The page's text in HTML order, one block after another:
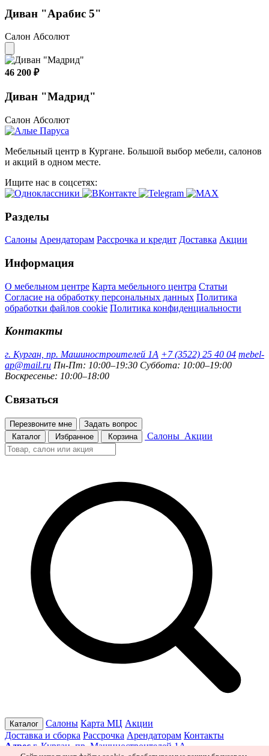
Диван "Арабис 5"
Салон Абсолют
46 200 ₽
Диван "Мадрид"
Салон Абсолют
Мебельный центр в Кургане. Большой выбор мебели, салонов
и акций в одном месте.
Ищите нас в соцсетях:
Разделы
Салоны Арендаторам Рассрочка и кредит Доставка Акции
Информация
О мебельном центре Карта мебельного центра Статьи
Согласие на обработку персональных данных Политика
обработки файлов cookie Политика конфиденциальности
Контакты
г. Курган, пр. Машиностроителей 1А +7 (3522) 25 40 04 mebel-
ap@mail.ru Пн-Пт: 10:00–19:30 Суббота: 10:00–19:00
Воскресенье: 10:00–18:00
Связаться
Перезвоните мне
Задать вопрос
Каталог
Избранное Корзина Салоны Акции
Каталог Салоны Карта МЦ Акции
Доставка и сборка Рассрочка Арендаторам Контакты
Адрес г. Курган, пр. Машиностроителей 1А